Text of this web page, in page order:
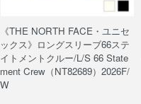
《THE NORTH FACE・ユニセ
ックス》ロングスリーブ66ステ
イトメントクルー/L/S 66 State
ment Crew（NT82689）2026F/
W